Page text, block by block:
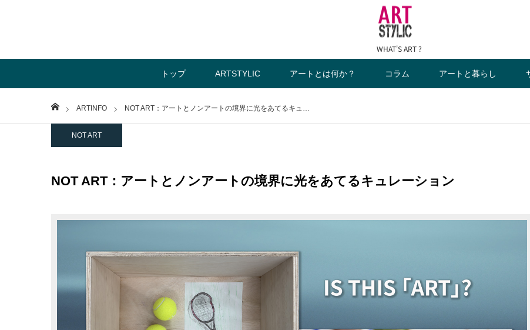
WHAT'S ART ?
トップ ARTSTYLIC アートとは何か？ コラム アートと暮らし
HomeARTINFO NOT ART：アートとノンアートの境界に光をあてるキュ…
NOT ART
NOT ART：アートとノンアートの境界に光をあてるキュレーション